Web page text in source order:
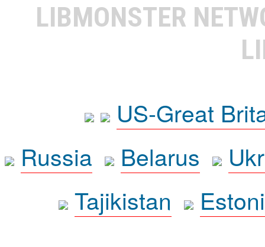
LIBMONSTER
US-Great
Russia
Belarus
Tajikistan